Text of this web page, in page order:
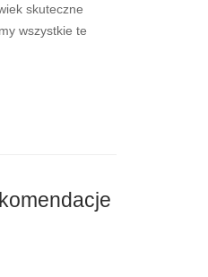
skuteczne
wszystkie te